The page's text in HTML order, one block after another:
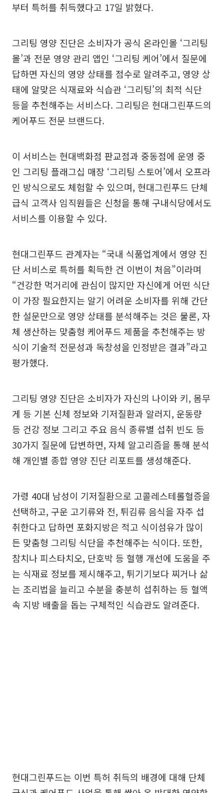
부터 특허를 취득했다고 17일 밝혔다.
그리팅 영양 진단은 소비자가 공식 온라인몰 ‘그리팅
몰’과 전문 영양 관리 앱인 ‘그리팅 케어’에서 질문에
답하면 자신의 영양 상태를 점수로 알려주고, 영양 상
태에 알맞은 식재료와 식습관 ‘그리팅’의 최적 식단
등을 추천해주는 서비스다. 그리팅은 현대그린푸드의
케어푸드 전문 브랜드다.
이 서비스는 현대백화점 판교점과 중동점에 운영 중
인 그리팅 플래그십 매장 ‘그리팅 스토어’에서 오프라
인 방식으로도 체험할 수 있으며, 현대그린푸드 단체
급식 고객사 임직원들은 신청을 통해 구내식당에서도
서비스를 이용할 수 있다.
현대그린푸드 관계자는 “국내 식품업계에서 영양 진
단 서비스로 특허를 획득한 건 이번이 처음”이라며
“건강한 먹거리에 관심이 많지만 자신에게 어떤 식단
이 가장 필요한지는 알기 어려운 소비자를 위해 간단
한 설문만으로 영양 상태를 분석해주는 것은 물론, 자
체 생산하는 맞춤형 케어푸드 제품을 추천해주는 방
식이 기술적 전문성과 독창성을 인정받은 결과”라고
평가했다.
그리팅 영양 진단은 소비자가 자신의 나이와 키, 몸무
게 등 기본 신체 정보와 기저질환과 알러지, 운동량
등 건강 정보 그리고 주요 음식 종류별 섭취 빈도 등
30가지 질문에 답변하면, 자체 알고리즘을 통해 분석
해 개인별 종합 영양 진단 리포트를 생성해준다.
가령 40대 남성이 기저질환으로 고콜레스테롤혈증을
선택하고, 구운 고기류와 전, 튀김류 음식을 자주 섭
취한다고 답하면 포화지방은 적고 식이섬유가 많이
든 맞춤형 그리팅 식단을 추천해주는 식이다. 또한,
참치나 피스타치오, 단호박 등 혈행 개선에 도움을 주
는 식재료 정보를 제시해주고, 튀기기보다 찌거나 삶
는 조리법을 늘리고 수분을 충분히 섭취하는 등 혈액
속 지방 배출을 돕는 구체적인 식습관도 알려준다.
현대그린푸드는 이번 특허 취득의 배경에 대해 단체